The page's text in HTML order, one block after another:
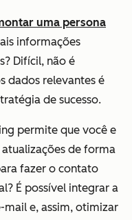
uma persona
informações
Difícil, não é
dados relevantes é
de sucesso.
permite que você e
de forma
fazer o contato
É possível integrar a
e, assim, otimizar